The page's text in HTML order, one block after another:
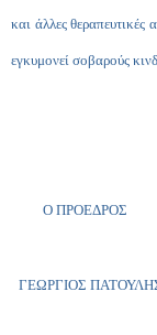
και άλλες
εγκυμονεί σοβαρούς
Ο
ΓΕΩΡΓΙΟΣ